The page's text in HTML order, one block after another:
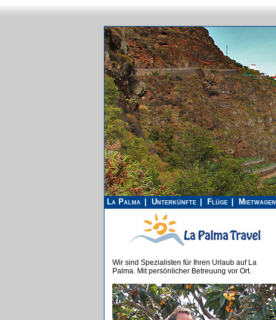
La Palma Unterkünfte Flüge Mietwagen
Wir sind Spezialisten für Ihren Urlaub auf La
Palma. Mit persönlicher Betreuung vor Ort.